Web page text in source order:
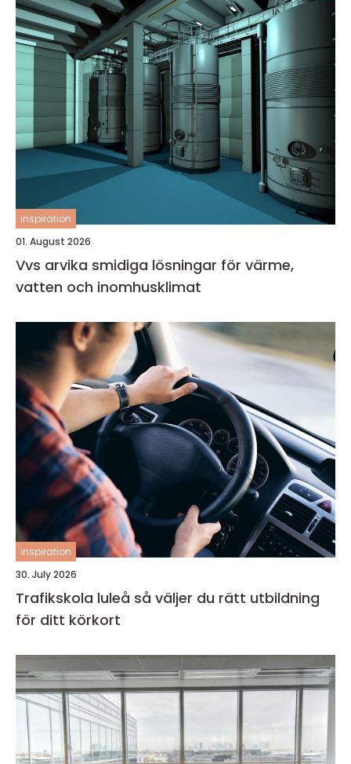
inspiration
01. August 2026
Vvs arvika smidiga lösningar för värme,
vatten och inomhusklimat
inspiration
30. July 2026
Trafikskola luleå så väljer du rätt utbildning
för ditt körkort